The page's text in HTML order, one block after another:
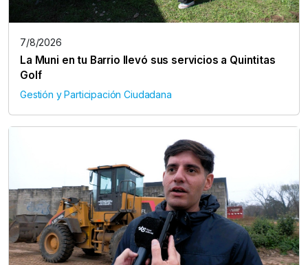
7/8/2026
La Muni en tu Barrio llevó sus servicios a Quintitas
Golf
Gestión y Participación Ciudadana